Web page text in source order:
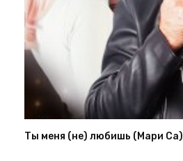
Ты меня (не) любишь (Мари Са)